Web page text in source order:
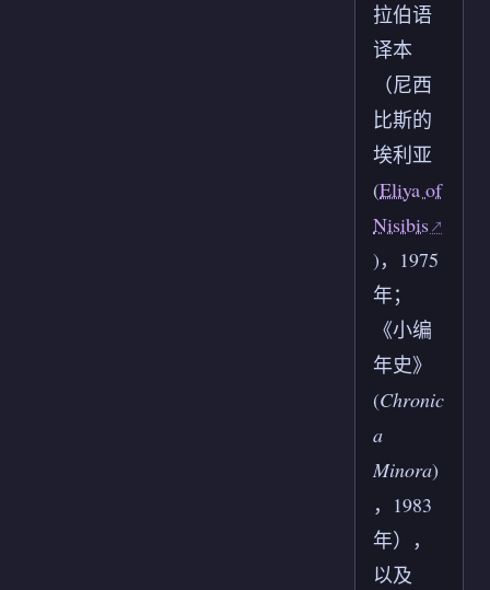
拉伯语
译本
（尼西
比斯的
埃利亚
(Eliya of
Nisibis
)，1975
年；
《小编
年史》
(Chronic
a
Minora)
，1983
年），
以及